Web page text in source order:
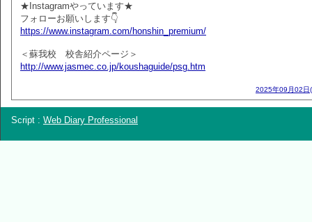
★Instagramやっています★
フォローお願いします👇
https://www.instagram.com/honshin_premium/
＜蘇我校 校舎紹介ページ＞
http://www.jasmec.co.jp/koushaguide/psg.htm
2025年09月02日
Script : Web Diary Professional